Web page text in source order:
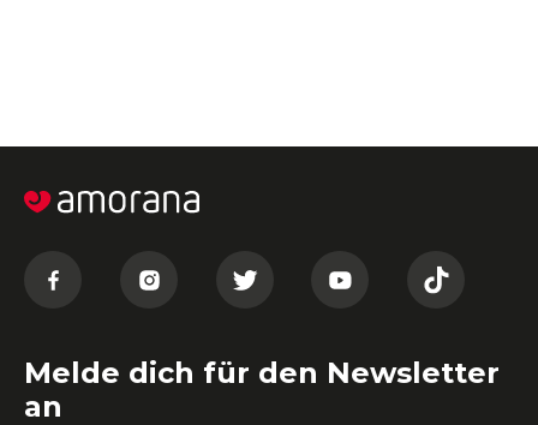
Melde dich für den Newsletter
an